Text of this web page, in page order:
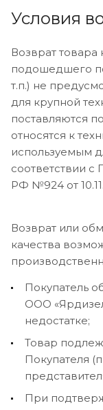
Условия
Возврат
подошедшего
т.п.) не
для крупной
поставляются
относятся к
используемым
соответствии с
РФ №924 от
Возврат или
качества
Покупатель
ООО
недостатке;
Товар
Покупателя
При